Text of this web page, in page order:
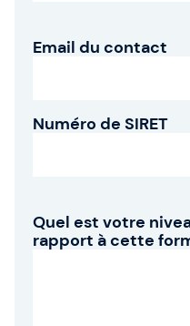
Email du contact
Numéro de SIRET
Quel est votre
rapport à cette